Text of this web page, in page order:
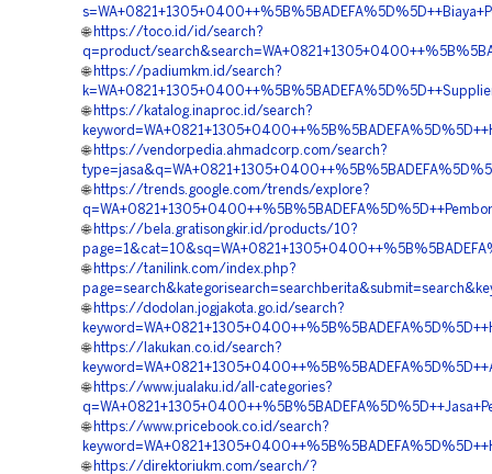
🌐 https://toco.id/id/search?
q=product/
🌐 https://padiumkm.id/search?
🌐 https://katalog.inaproc.id/search?
🌐 https://vendorpedia.ahmadcorp.com/search?
🌐 https://trends.google.com/trends/explore?
🌐 https://bela.gratisongkir.id/products/10?
🌐 https://tanilink.com/index.php?
🌐 https://dodolan.jogjakota.go.id/search?
🌐 https://lakukan.co.id/search?
🌐 https://www.jualaku.id/all-categories?
🌐 https://www.pricebook.co.id/search?
🌐 https://direktoriukm.com/search/?